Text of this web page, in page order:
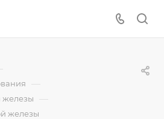
—
железы —
железы